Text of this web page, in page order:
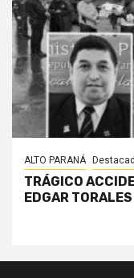
ALTO PARANÁ
TRÁGICO
EDGAR